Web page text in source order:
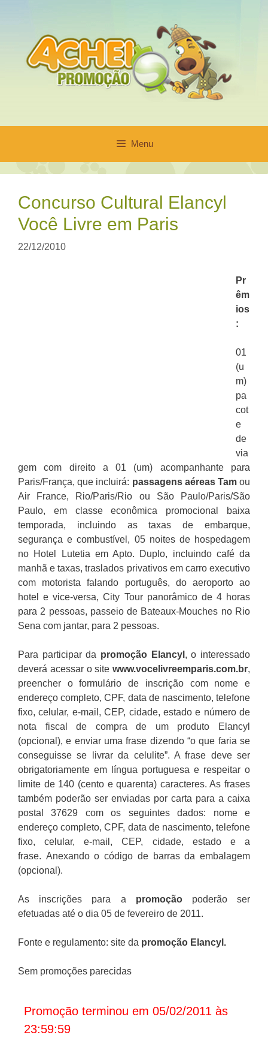
conteúdo
Menu
Concurso Cultural Elancyl
Você Livre em Paris
22/12/2010
Pr
êm
ios
:
01
(u
m)
pa
cot
e
de
via
gem com direito a 01 (um) acompanhante para
Paris/França, que incluirá: passagens aéreas Tamou
Air France, Rio/Paris/Rio ou São Paulo/Paris/São
Paulo, em classe econômica promocional baixa
temporada, incluindo as taxas de embarque,
segurança e combustível, 05 noites de hospedagem
no Hotel Lutetia em Apto. Duplo, incluindo café da
manhã e taxas, traslados privativos em carro executivo
com motorista falando português, do aeroporto ao
hotel e vice-versa, City Tour panorâmico de 4 horas
para 2 pessoas, passeio de Bateaux-Mouches no Rio
Sena com jantar, para 2 pessoas.
Para participar da promoção Elancyl , o interessado
deverá acessar o site www.vocelivreemparis.com.br,
preencher o formulário de inscrição com nome e
endereço completo, CPF, data de nascimento, telefone
fixo, celular, e-mail, CEP, cidade, estado e número de
nota fiscal de compra de um produto Elancyl
(opcional), e enviar uma frase dizendo “o que faria se
conseguisse se livrar da celulite”. A frase deve ser
obrigatoriamente em língua portuguesa e respeitar o
limite de 140 (cento e quarenta) caracteres. As frases
também poderão ser enviadas por carta para a caixa
postal 37629 com os seguintes dados: nome e
endereço completo, CPF, data de nascimento, telefone
fixo, celular, e-mail, CEP, cidade, estado e a
frase. Anexando o código de barras da embalagem
(opcional).
As inscrições para a promoçãopoderão ser
efetuadas até o dia 05 de fevereiro de 2011.
Fonte e regulamento: site da promoção Elancyl .
Sem promoções parecidas
Promoção terminou em 05/02/2011 às
23:59:59